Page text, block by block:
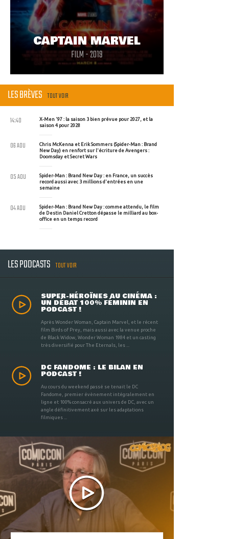
CAPTAIN MARVEL
FILM - 2019
LES BRÈVES TOUT VOIR
X-Men '97 : la saison 3 bien prévue pour 2027, et la
saison 4 pour 2028
14:40
Chris McKenna et Erik Sommers (Spider-Man : Brand
New Day) en renfort sur l'écriture de Avengers :
Doomsday et Secret Wars
06 AOU
Spider-Man : Brand New Day : en France, un succès
record aussi avec 3 millions d'entrées en une
semaine
05 AOU
Spider-Man : Brand New Day : comme attendu, le film
de Destin Daniel Cretton dépasse le milliard au box-
office en un temps record
04 AOU
LES PODCASTS TOUT VOIR
SUPER-HÉROÏNES AU CINÉMA :
UN DÉBAT 100% FÉMININ EN
PODCAST !
Après Wonder Woman, Captain Marvel, et le récent
film Birds of Prey, mais aussi avec la venue proche
de Black Widow, Wonder Woman 1984 et un casting
très diversifié pour The Eternals, les ...
DC FANDOME : LE BILAN EN
PODCAST !
Au cours du weekend passé se tenait le DC
Fandome, premier évènement intégralement en
ligne et 100% consacré aux univers de DC, avec un
angle définitivement axé sur les adaptations
filmiques ...